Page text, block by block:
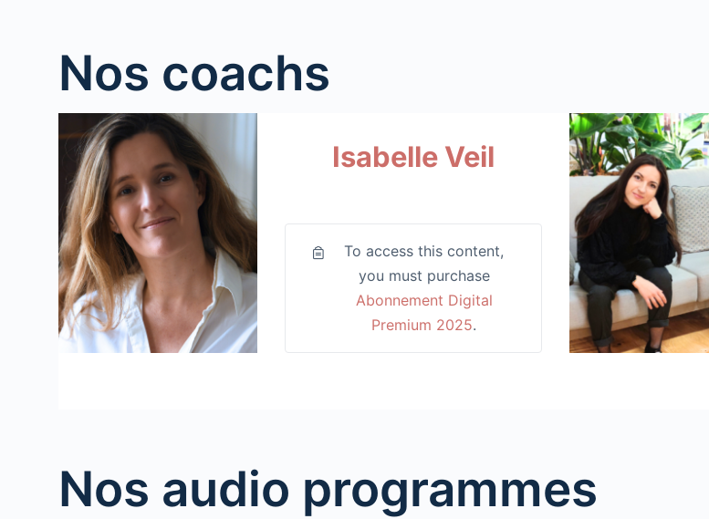
Nos coachs
Isabelle Veil
To access this content,
you must purchase
Abonnement Digital
Premium 2025.
Nos audio programmes